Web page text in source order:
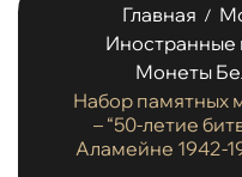
Главная /
Иностранные
Монеты
Набор памятных
– “50-летие
Аламейне 1942-